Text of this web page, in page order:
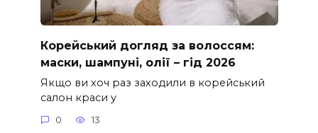
Корейський догляд за волоссям:
маски, шампуні, олії – гід 2026
Якщо ви хоч раз заходили в корейський
салон краси у
0 13